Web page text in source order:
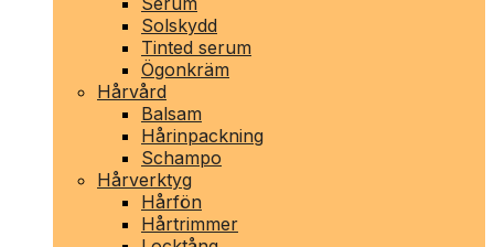
Solskydd
Tinted serum
Ögonkräm
Hårvård
Balsam
Hårinpackning
Schampo
Hårverktyg
Hårfön
Hårtrimmer